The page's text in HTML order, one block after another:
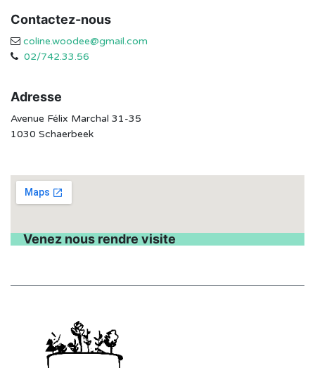
Contactez-nous
coline.woodee@gmail.com
02/742.33.56
Adresse
Avenue Félix Marchal 31-35
1030 Schaerbeek
Venez nous rendre visite